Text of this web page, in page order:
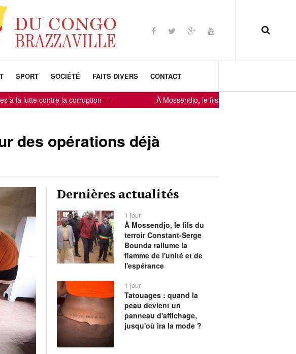
SPORT SOCIÉTÉ FAITS DIVERS CONTACT
contre la corruption -- À Mossendjo, le fils du terroir Constant-Serge
des opérations déjà
Dernières actualités
1 jour
À Mossendjo, le fils du
terroir Constant-Serge
Bounda rallume la
flamme de l'unité et de
l'espérance
1 jour
Tatouages : quand la
peau devient un
panneau d'affichage,
jusqu'où ira la mode ?